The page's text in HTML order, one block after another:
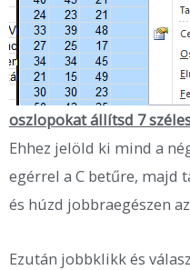
oszlopokat állítsd 7
Ehhez jelöld ki mind a
egérrel a C betűre, majd
és húzd jobbraegészen
Ezután jobbklikk és